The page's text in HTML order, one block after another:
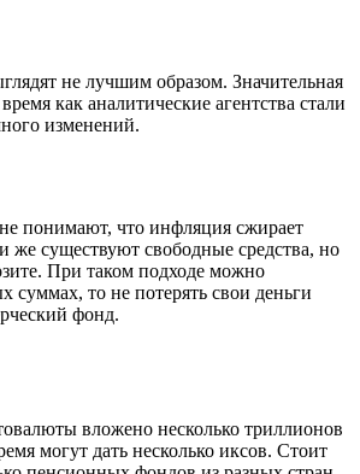
не лучшим образом. Значительная
как аналитические агентства стали
изменений.
понимают, что инфляция сжирает
же существуют свободные средства, но
При таком подходе можно
то не потерять свои деньги
фонд.
вложено несколько триллионов
могут дать несколько иксов. Стоит